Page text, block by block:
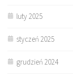
luty 2025
styczeń 2025
grudzień 2024